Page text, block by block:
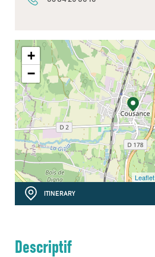
+
−
Leaflet
ITINERARY
Descriptif